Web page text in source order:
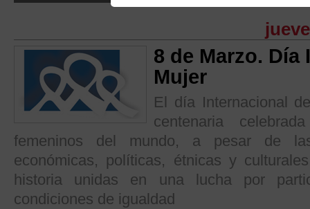
8 de Marzo.
Mujer
El día Internacional
centenaria
femeninos del mundo, a pesar de
económicas, políticas, étnicas y
historia unidas en una lucha por
condiciones de igualdad